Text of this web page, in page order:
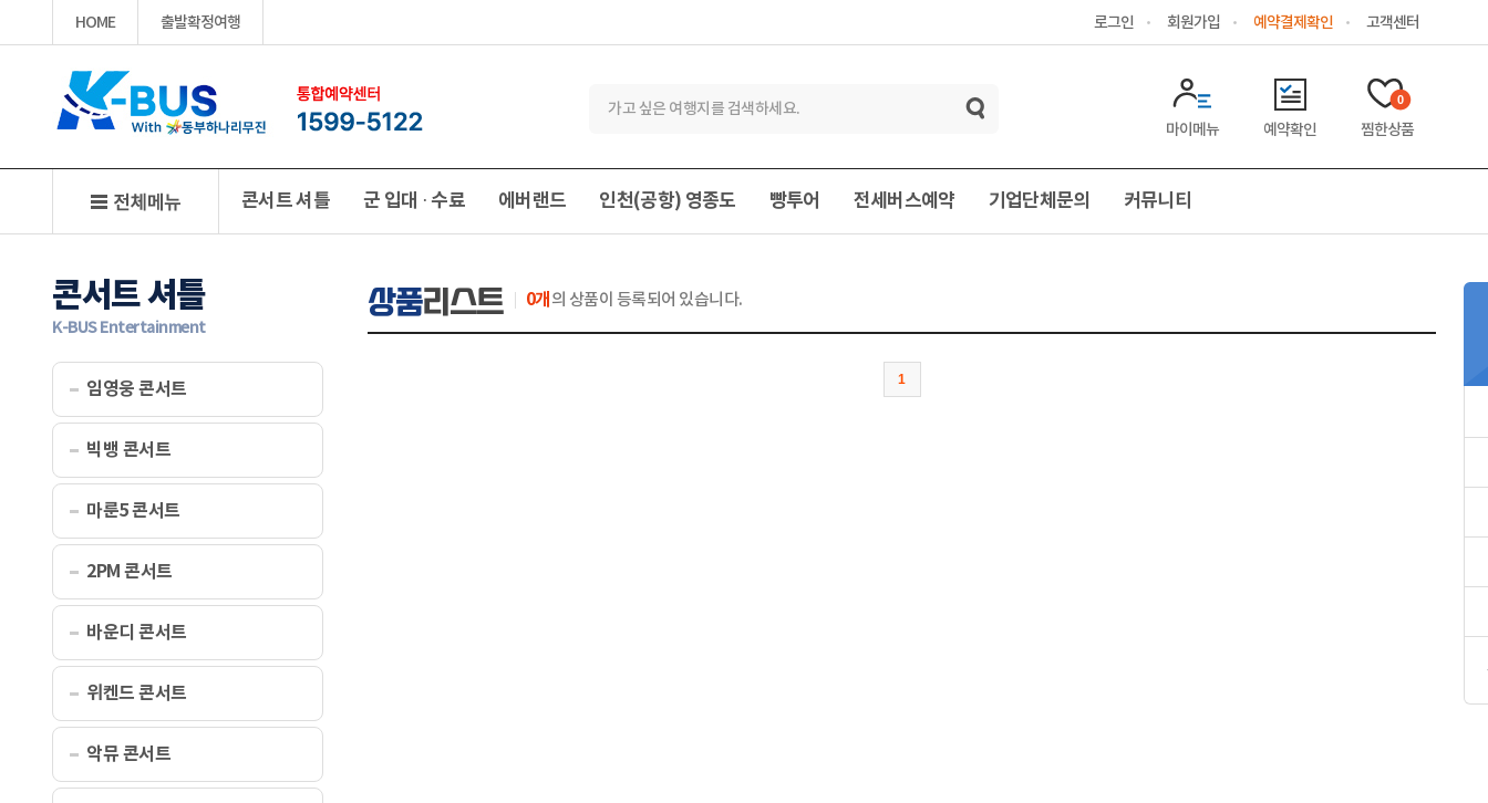
HOME 출발확정여행 로그인 회원가입 예약결제확인 고객센터
찜한상품
0
예약확인
마이메뉴
콘서트 셔틀 군 입대 · 수료 에버랜드 인천(공항) 영종도 빵투어 전세버스예약 기업단체문의 커뮤니티
콘서트 셔틀
K-BUS Entertainment
임영웅 콘서트
빅뱅 콘서트
마룬5 콘서트
2PM 콘서트
바운디 콘서트
위켄드 콘서트
악뮤 콘서트
상품리스트 0개 의 상품이 등록되어 있습니다.
1